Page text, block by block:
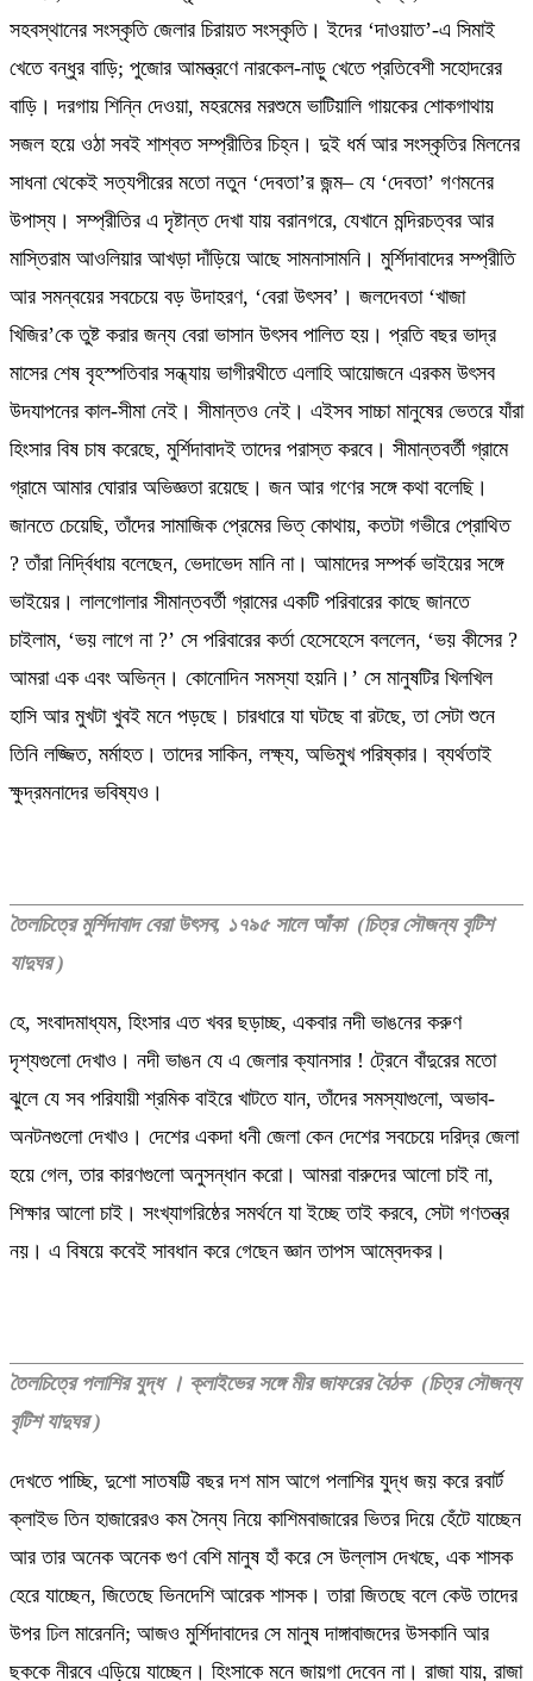
সহবস্থানের সংস্কৃতি জেলার চিরায়ত সংস্কৃতি। ইদের ‘দাওয়াত’-এ সিমাই
খেতে বন্ধুর বাড়ি; পুজোর আমন্ত্রণে নারকেল-নাড়ু খেতে প্রতিবেশী সহোদরের
বাড়ি। দরগায় শিন্নি দেওয়া, মহরমের মরশুমে ভাটিয়ালি গায়কের শোকগাথায়
সজল হয়ে ওঠা সবই শাশ্বত সম্প্রীতির চিহ্ন। দুই ধর্ম আর সংস্কৃতির মিলনের
সাধনা থেকেই সত্যপীরের মতো নতুন ‘দেবতা’র জন্ম– যে ‘দেবতা’ গণমনের
উপাস্য। সম্প্রীতির এ দৃষ্টান্ত দেখা যায় বরানগরে, যেখানে মন্দিরচত্বর আর
মাস্তিরাম আওলিয়ার আখড়া দাঁড়িয়ে আছে সামনাসামনি। মুর্শিদাবাদের সম্প্রীতি
আর সমন্বয়ের সবচেয়ে বড় উদাহরণ, ‘বেরা উৎসব’। জলদেবতা ‘খাজা
খিজির’কে তুষ্ট করার জন্য বেরা ভাসান উৎসব পালিত হয়। প্রতি বছর ভাদ্র
মাসের শেষ বৃহস্পতিবার সন্ধ্যায় ভাগীরথীতে এলাহি আয়োজনে এরকম উৎসব
উদযাপনের কাল-সীমা নেই। সীমান্তও নেই। এইসব সাচ্চা মানুষের ভেতরে যাঁরা
হিংসার বিষ চাষ করেছে, মুর্শিদাবাদই তাদের পরাস্ত করবে। সীমান্তবর্তী গ্রামে
গ্রামে আমার ঘোরার অভিজ্ঞতা রয়েছে। জন আর গণের সঙ্গে কথা বলেছি।
জানতে চেয়েছি, তাঁদের সামাজিক প্রেমের ভিত্ কোথায়, কতটা গভীরে প্রোথিত
? তাঁরা নির্দ্বিধায় বলেছেন, ভেদাভেদ মানি না। আমাদের সম্পর্ক ভাইয়ের সঙ্গে
ভাইয়ের। লালগোলার সীমান্তবর্তী গ্রামের একটি পরিবারের কাছে জানতে
চাইলাম, ‘ভয় লাগে না ?’ সে পরিবারের কর্তা হেসেহেসে বললেন, ‘ভয় কীসের ?
আমরা এক এবং অভিন্ন। কোনোদিন সমস্যা হয়নি।’ সে মানুষটির খিলখিল
হাসি আর মুখটা খুবই মনে পড়ছে। চারধারে যা ঘটছে বা রটছে, তা সেটা শুনে
তিনি লজ্জিত, মর্মাহত। তাদের সাকিন, লক্ষ্য, অভিমুখ পরিষ্কার। ব্যর্থতাই
ক্ষুদ্রমনাদের ভবিষ্যও।
তৈলচিত্রে মুর্শিদাবাদ বেরা উৎসব, ১৭৯৫ সালে আঁকা (চিত্র সৌজন্য বৃটিশ
যাদুঘর )
হে, সংবাদমাধ্যম, হিংসার এত খবর ছড়াচ্ছ, একবার নদী ভাঙনের করুণ
দৃশ্যগুলো দেখাও। নদী ভাঙন যে এ জেলার ক্যানসার ! ট্রেনে বাঁদুরের মতো
ঝুলে যে সব পরিযায়ী শ্রমিক বাইরে খাটতে যান, তাঁদের সমস্যাগুলো, অভাব-
অনটনগুলো দেখাও। দেশের একদা ধনী জেলা কেন দেশের সবচেয়ে দরিদ্র জেলা
হয়ে গেল, তার কারণগুলো অনুসন্ধান করো। আমরা বারুদের আলো চাই না,
শিক্ষার আলো চাই। সংখ্যাগরিষ্ঠের সমর্থনে যা ইচ্ছে তাই করবে, সেটা গণতন্ত্র
নয়। এ বিষয়ে কবেই সাবধান করে গেছেন জ্ঞান তাপস আম্বেদকর।
তৈলচিত্রে পলাশির যুদ্ধ । ক্লাইভের সঙ্গে মীর জাফরের বৈঠক (চিত্র সৌজন্য
বৃটিশ যাদুঘর )
দেখতে পাচ্ছি, দুশো সাতষট্টি বছর দশ মাস আগে পলাশির যুদ্ধ জয় করে রবার্ট
ক্লাইভ তিন হাজারেরও কম সৈন্য নিয়ে কাশিমবাজারের ভিতর দিয়ে হেঁটে যাচ্ছেন
আর তার অনেক অনেক গুণ বেশি মানুষ হাঁ করে সে উল্লাস দেখছে, এক শাসক
হেরে যাচ্ছেন, জিতেছে ভিনদেশি আরেক শাসক। তারা জিতছে বলে কেউ তাদের
উপর ঢিল মারেননি; আজও মুর্শিদাবাদের সে মানুষ দাঙ্গাবাজদের উসকানি আর
ছককে নীরবে এড়িয়ে যাচ্ছেন। হিংসাকে মনে জায়গা দেবেন না। রাজা যায়, রাজা